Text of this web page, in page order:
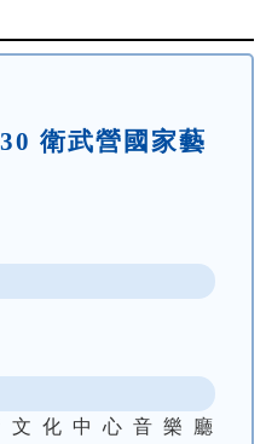
衛武營國家藝
化中心音樂廳